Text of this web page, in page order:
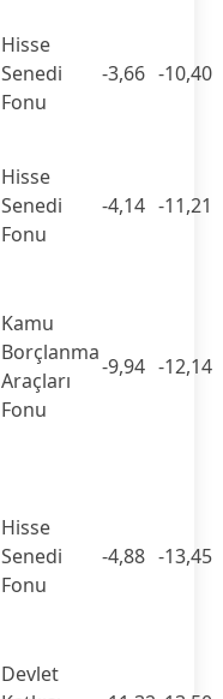
Hisse
Senedi
Fonu
-3,66 -10,40
Hisse
Senedi
Fonu
-4,14 -11,21
Kamu
Borçlanma
Araçları
Fonu
-9,94 -12,14
Hisse
Senedi
Fonu
-4,88 -13,45
Devlet